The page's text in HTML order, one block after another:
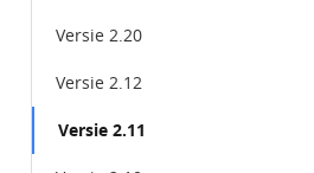
Versie 2.20
Versie 2.12
Versie 2.11